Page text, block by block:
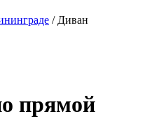
/ Диван
прямой